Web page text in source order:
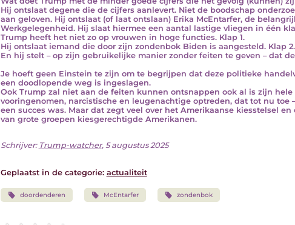
Hij ontslaat degene die de cijfers aanlevert. Niet de boodschap
aan geloven. Hij ontslaat (of laat ontslaan) Erika McEntarfer, de
Werkgelegenheid. Hij slaat hiermee een aantal lastige vliegen in één
Trump heeft het niet zo op vrouwen in hoge functies. Klap 1.
Hij ontslaat iemand die door zijn zondenbok Biden is aangesteld. Klap 2.
En hij stelt – op zijn gebruikelijke manier zonder feiten te geven – dat
Je hoeft geen Einstein te zijn om te begrijpen dat deze politieke
een doodlopende weg is ingeslagen.
Ook Trump zal niet aan de feiten kunnen ontsnappen ook al is zijn
vooringenomen, narcistische en leugenachtige optreden, dat tot nu toe
een succes was. Maar dat zegt veel over het Amerikaanse kiesstelsel
van grote groepen kiesgerechtigde Amerikanen.
Schrijver: Trump-watcher, 5 augustus 2025
Geplaatst in de categorie: actualiteit
doordenderen McEntarfer zondenbok